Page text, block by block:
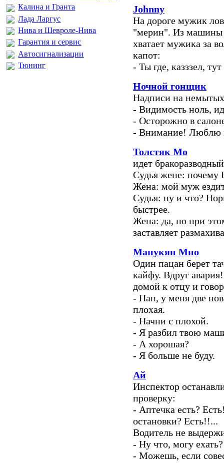
Калина и Гранта
Лада Ларгус
Нива и Шевроле-Нива
Гарантия и сервис
Автосигнализации
Тюнинг
Johnny
На дороге мужик
"мерин". Из машины
хватает мужика за
капот:
- Ты где, казззел,
Ночной гонщик
Надписи на
- Видимость ноль,
- Осторожно в
- Внимание! Люблю
Толстяк Мо
идет
Судья жене: почему
Жена: мой муж
Судья: ну и что?
быстрее.
Жена: да, но при
заставляет
Манукян Мно
Один пацан берет
кайфу. Вдруг
домой к отцу и
- Пап, у меня две
плохая.
- Начни с плохой.
- Я разбил твою
- А хорошая?
- Я больше не буду.
Ай
Инспектор
проверку:
- Аптечка есть?
остановки? Есть!!...
Водитель не
- Ну что, могу ехать?
- Можешь, если